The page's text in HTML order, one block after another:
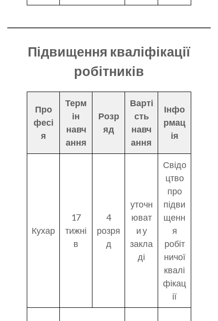
Підвищення кваліфікації
робітників
Про
фесі
я
Терм
ін
навч
ання
Розр
яд
Варті
сть
навч
ання
Інфо
рмац
ія
Кухар
17
тижні
в
4
розря
д
уточн
юват
и у
закла
ді
Свідо
цтво
про
підви
щенн
я
робіт
ничої
квалі
фікац
ії